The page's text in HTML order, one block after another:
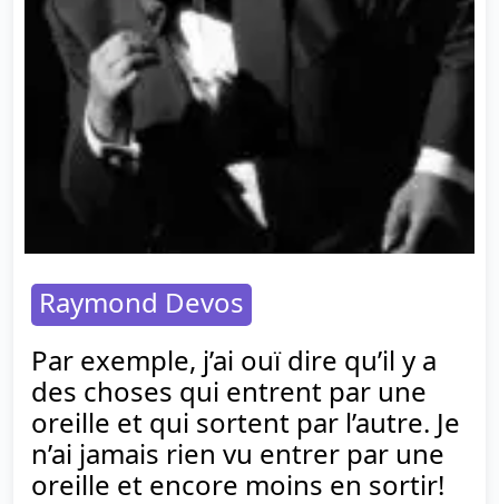
Raymond Devos
Par exemple, j’ai ouï dire qu’il y a
des choses qui entrent par une
oreille et qui sortent par l’autre. Je
n’ai jamais rien vu entrer par une
oreille et encore moins en sortir!